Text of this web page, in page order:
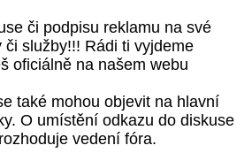
či podpisu reklamu na své
či služby!!! Rádi ti vyjdeme
oficiálně na našem webu
také mohou objevit na hlavní
O umístění odkazu do diskuse
vedení fóra.